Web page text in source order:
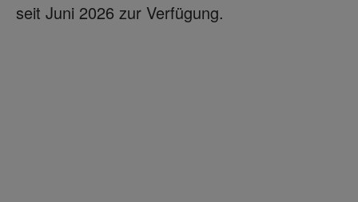
seit Juni 2026 zur Verfügung.